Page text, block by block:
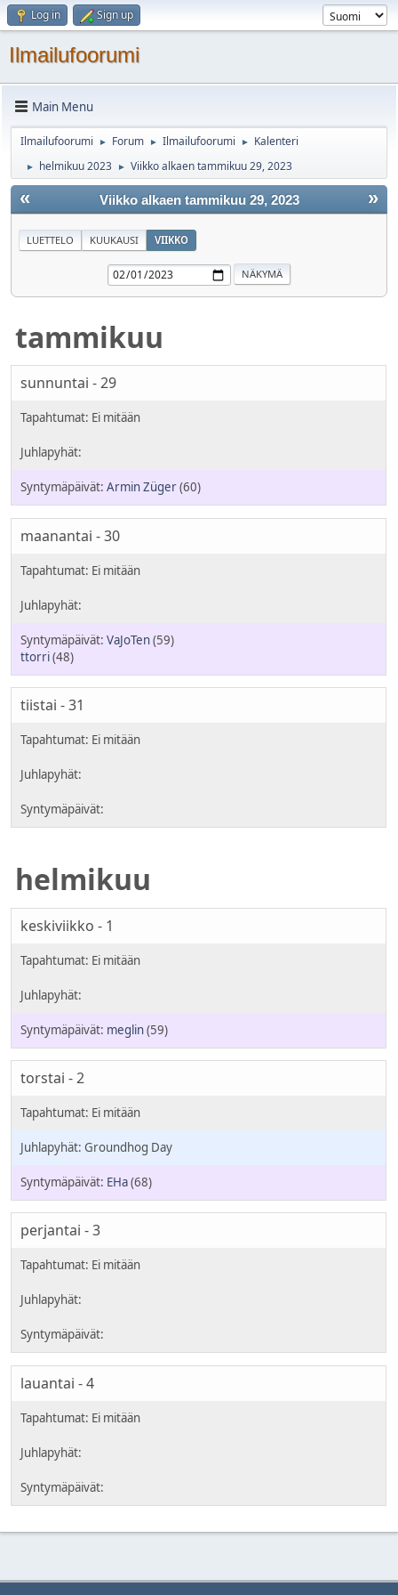
Log in Sign up
Ilmailufoorumi
Main Menu
Ilmailufoorumi ► Forum ► Ilmailufoorumi ► Kalenteri
► helmikuu 2023 ► Viikko alkaen tammikuu 29, 2023
« »
Viikko alkaen tammikuu 29, 2023
LUETTELO KUUKAUSI VIIKKO
tammikuu
sunnuntai - 29
Armin Züger(60)
maanantai - 30
VaJoTen(59)
ttorri(48)
tiistai - 31
helmikuu
keskiviikko - 1
meglin(59)
torstai - 2
Groundhog Day
EHa(68)
perjantai - 3
lauantai - 4